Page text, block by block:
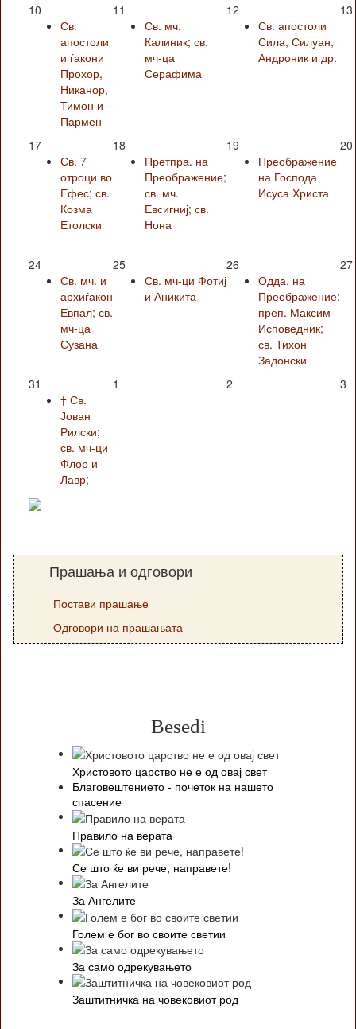
10
Св.
апостоли
и ѓакони
Прохор,
Никанор,
Тимон и
Пармен
11
Св. мч.
Калиник; св.
мч-ца
Серафима
12
Св. апостоли
Сила, Силуан,
Андроник и др.
13
17
Св. 7
отроци во
Ефес; св.
Козма
Етолски
18
Претпра. на
Преображение;
св. мч.
Евсигниј; св.
Нона
19
Преображение
на Господа
Исуса Христа
20
24
Св. мч. и
архиѓакон
Евпал; св.
мч-ца
Сузана
25
Св. мч-ци Фотиј
и Аникита
26
Одда. на
Преображение;
преп. Максим
Исповедник;
св. Тихон
Задонски
27
31
† Св.
Јован
Рилски;
св. мч-ци
Флор и
Лавр;
1 2 3
Прашања и одговори
Постави прашање
Одговори на прашањата
Besedi
Христовото царство не е од овај свет
Благовештението - почеток на нашето
спасение
Правило на верата
Се што ќе ви рече, направете!
За Ангелите
Голем е бог во своите светии
За само одрекувањето
Заштитничка на човековиот род